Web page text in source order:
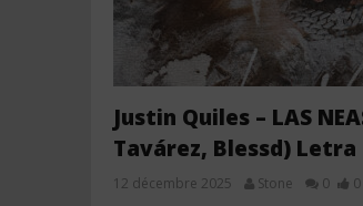
Justin Quiles – LAS
Tavárez, Blessd) Letra
12 décembre 2025 Stone 0 0